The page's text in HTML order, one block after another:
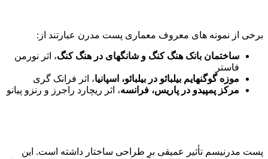
برخی از نمونه های معروف معماری پست مدرن عبارتند از:
ساختمان بانک هنگ کنگ و شانگهای در هنگ کنگ، اثر نورمن
فاستر
موزه گوگنهایم بیلبائو در بیلبائو، اسپانیا، اثر فرانک گری
مرکز پمپیدو در پاریس، فرانسه، اثر ریچارد راجرز و رنزو پیانو
پست مدرنیسم تأثیر عمیقی بر طراحی ساختار داشته است. این